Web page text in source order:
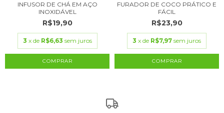
INFUSOR DE CHÁ EM AÇO
INOXIDÁVEL
R$19,90
3 x de R$6,63 sem juros
FURADOR DE COCO PRÁTICO E
FÁCIL
R$23,90
3 x de R$7,97 sem juros